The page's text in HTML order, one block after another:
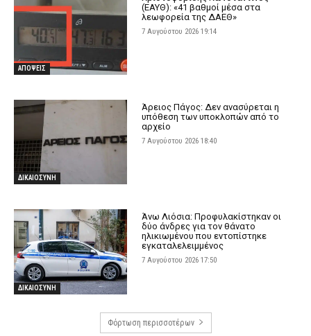
ΑΠΟΨΕΙΣ
(ΕΑΥΘ): «41 βαθμοί μέσα στα
λεωφορεία της ΔΑΕΘ»
7 Αυγούστου 2026 19:14
ΔΙΚΑΙΟΣΥΝΗ
Άρειος Πάγος: Δεν ανασύρεται η
υπόθεση των υποκλοπών από το
αρχείο
7 Αυγούστου 2026 18:40
ΔΙΚΑΙΟΣΥΝΗ
Άνω Λιόσια: Προφυλακίστηκαν οι
δύο άνδρες για τον θάνατο
ηλικιωμένου που εντοπίστηκε
εγκαταλελειμμένος
7 Αυγούστου 2026 17:50
Φόρτωση περισσοτέρων